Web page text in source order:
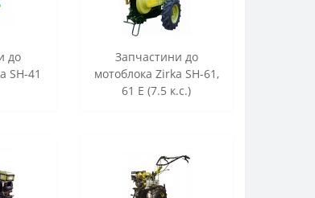
до
SH-41
Запчастини до
мотоблока Zirka SH-61,
61 E (7.5 к.с.)